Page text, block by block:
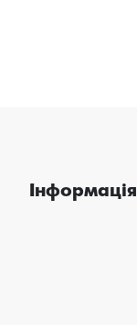
Інформація